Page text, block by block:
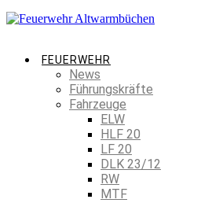
FEUERWEHR
News
Führungskräfte
Fahrzeuge
ELW
HLF 20
LF 20
DLK 23/12
RW
MTF